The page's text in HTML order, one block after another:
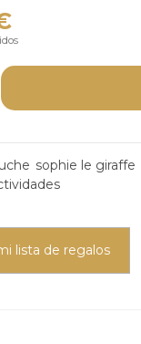
sophie le giraffe
lista de regalos